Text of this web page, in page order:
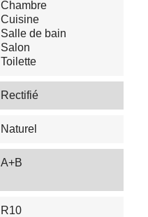
Chambre
Cuisine
Salle de bain
Salon
Toilette
Rectifié
Naturel
A+B
R10